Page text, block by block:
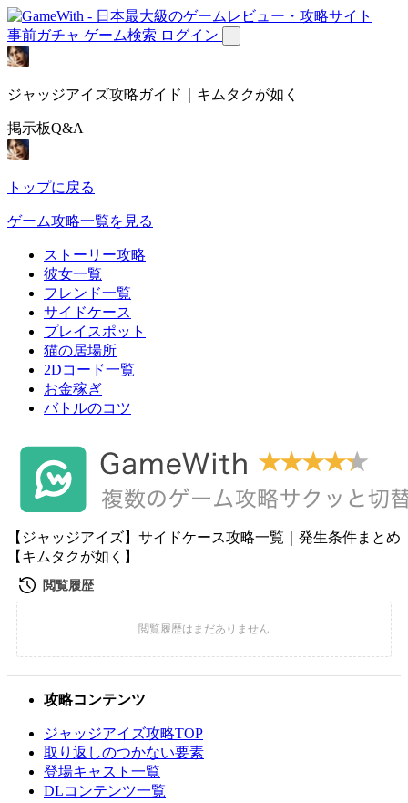
事前ガチャ ゲーム検索 ログイン
ジャッジアイズ攻略ガイド｜キムタクが如く
掲示板Q&A
トップに戻る
ゲーム攻略一覧を見る
ストーリー攻略
彼女一覧
フレンド一覧
サイドケース
プレイスポット
猫の居場所
2Dコード一覧
お金稼ぎ
バトルのコツ
【ジャッジアイズ】サイドケース攻略一覧｜発生条件まとめ
【キムタクが如く】
攻略コンテンツ
ジャッジアイズ攻略TOP
取り返しのつかない要素
登場キャスト一覧
DLコンテンツ一覧